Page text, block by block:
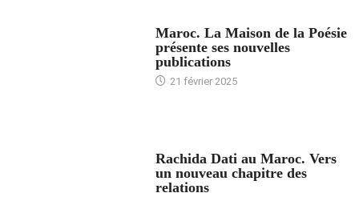
Maroc. La Maison de la Poésie
présente ses nouvelles
publications
21 février 2025
Rachida Dati au Maroc. Vers
un nouveau chapitre des
relations